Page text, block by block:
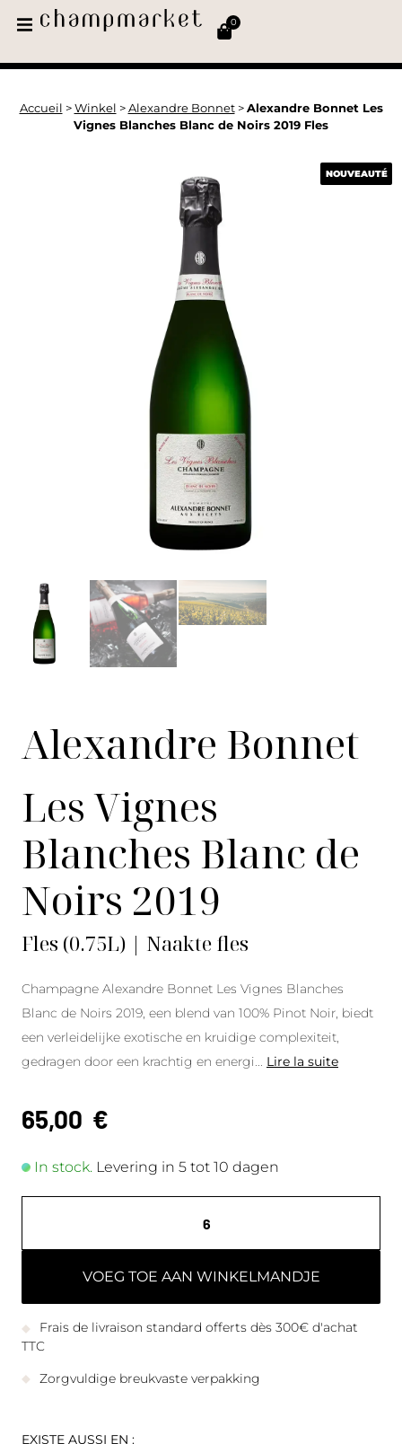
0
Accueil > Winkel > Alexandre Bonnet> Alexandre Bonnet Les
Vignes Blanches Blanc de Noirs 2019 Fles
NOUVEAUTÉ
Alexandre Bonnet
Les Vignes
Blanches Blanc de
Noirs 2019
Fles (0.75L) | Naakte fles
Champagne Alexandre Bonnet Les Vignes Blanches
Blanc de Noirs 2019, een blend van 100% Pinot Noir, biedt
een verleidelijke exotische en kruidige complexiteit,
gedragen door een krachtig en energi
Lire la suite
65,00 €
In stock. Levering in 5 tot 10 dagen
VOEG TOE AAN WINKELMANDJE
Frais de livraison standard offerts dès 300€ d'achat
TTC
Zorgvuldige breukvaste verpakking
EXISTE AUSSI EN :